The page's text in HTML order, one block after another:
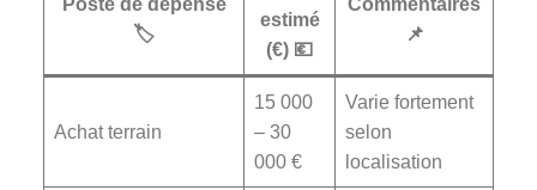
Poste de dépense
🏷️
estimé
(€) 💶
Commentaires
📌
Achat terrain
15 000
– 30
000 €
Varie fortement
selon
localisation